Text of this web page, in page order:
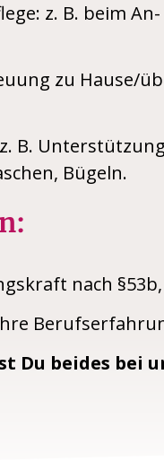
z. B. beim
zu Hause/
B.
Bügeln.
nach §53b,
Du beides bei